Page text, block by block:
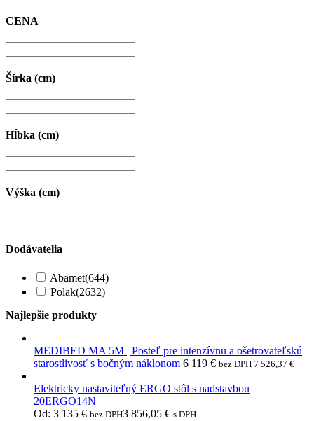
CENA
Šírka (cm)
Hĺbka (cm)
Výška (cm)
Dodávatelia
Abamet(644)
Polak(2632)
Najlepšie produkty
MEDIBED MA 5M | Posteľ pre intenzívnu a ošetrovateľskú
starostlivosť s bočným náklonom 6 119 € bez DPH 7 526,37 €
Elektricky nastaviteľný ERGO stôl s nadstavbou
20ERGO14N
Od: 3 135 € bez DPH3 856,05 € s DPH